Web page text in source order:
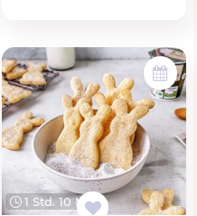
1 Std. 10 Min.